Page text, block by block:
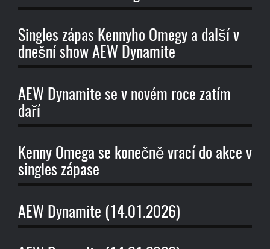
Singles zápas Kennyho Omegy a další v
dnešní show AEW Dynamite
AEW Dynamite se v novém roce zatím
daří
Kenny Omega se konečně vrací do akce v
singles zápase
AEW Dynamite (14.01.2026)